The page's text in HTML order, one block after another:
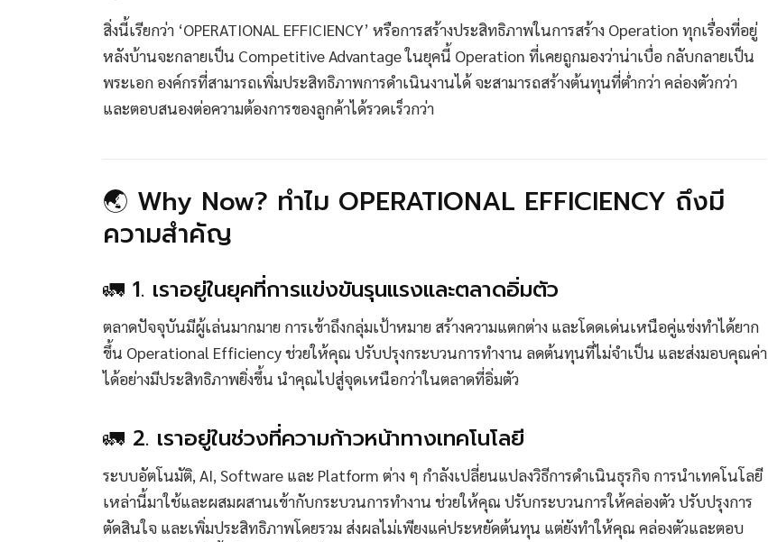
สิ่งนี้เรียกว่า ‘OPERATIONAL EFFICIENCY’ หรือการสร้างประสิทธิภาพในการสร้าง Operation ทุกเรื่องที่อยู่
หลังบ้านจะกลายเป็น Competitive Advantage ในยุคนี้ Operation ที่เคยถูกมองว่าน่าเบื่อ กลับกลายเป็น
พระเอก องค์กรที่สามารถเพิ่มประสิทธิภาพการดำเนินงานได้ จะสามารถสร้างต้นทุนที่ต่ำกว่า คล่องตัวกว่า
และตอบสนองต่อความต้องการของลูกค้าได้รวดเร็วกว่า
🌏 Why Now? ทำไม OPERATIONAL EFFICIENCY ถึงมี
ความสำคัญ
🚛 1. เราอยู่ในยุคที่การแข่งขันรุนแรงและตลาดอิ่มตัว
ตลาดปัจจุบันมีผู้เล่นมากมาย การเข้าถึงกลุ่มเป้าหมาย สร้างความแตกต่าง และโดดเด่นเหนือคู่แข่งทำได้ยาก
ขึ้น Operational Efficiency ช่วยให้คุณ ปรับปรุงกระบวนการทำงาน ลดต้นทุนที่ไม่จำเป็น และส่งมอบคุณค่า
ได้อย่างมีประสิทธิภาพยิ่งขึ้น นำคุณไปสู่จุดเหนือกว่าในตลาดที่อิ่มตัว
🚛 2. เราอยู่ในช่วงที่ความก้าวหน้าทางเทคโนโลยี
ระบบอัตโนมัติ, AI, Software และ Platform ต่าง ๆ กำลังเปลี่ยนแปลงวิธีการดำเนินธุรกิจ การนำเทคโนโลยี
เหล่านี้มาใช้และผสมผสานเข้ากับกระบวนการทำงาน ช่วยให้คุณ ปรับกระบวนการให้คล่องตัว ปรับปรุงการ
ตัดสินใจ และเพิ่มประสิทธิภาพโดยรวม ส่งผลไม่เพียงแค่ประหยัดต้นทุน แต่ยังทำให้คุณ คล่องตัวและตอบ